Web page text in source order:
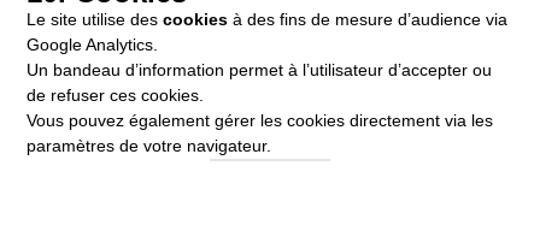
Le site utilise des cookies à des fins de mesure d’audience via
Google Analytics.
Un bandeau d’information permet à l’utilisateur d’accepter ou
de refuser ces cookies.
Vous pouvez également gérer les cookies directement via les
paramètres de votre navigateur.